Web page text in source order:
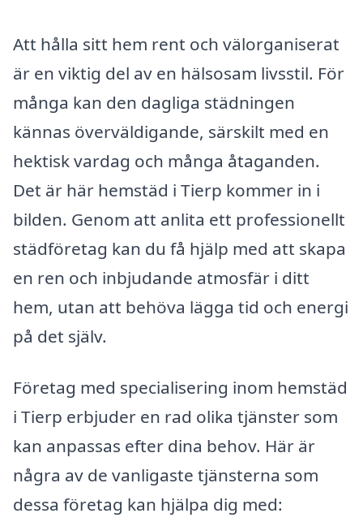
Att hålla sitt hem rent och välorganiserat
är en viktig del av en hälsosam livsstil. För
många kan den dagliga städningen
kännas överväldigande, särskilt med en
hektisk vardag och många åtaganden.
Det är här hemstäd i Tierp kommer in i
bilden. Genom att anlita ett professionellt
städföretag kan du få hjälp med att skapa
en ren och inbjudande atmosfär i ditt
hem, utan att behöva lägga tid och energi
på det själv.
Företag med specialisering inom hemstäd
i Tierp erbjuder en rad olika tjänster som
kan anpassas efter dina behov. Här är
några av de vanligaste tjänsterna som
dessa företag kan hjälpa dig med: